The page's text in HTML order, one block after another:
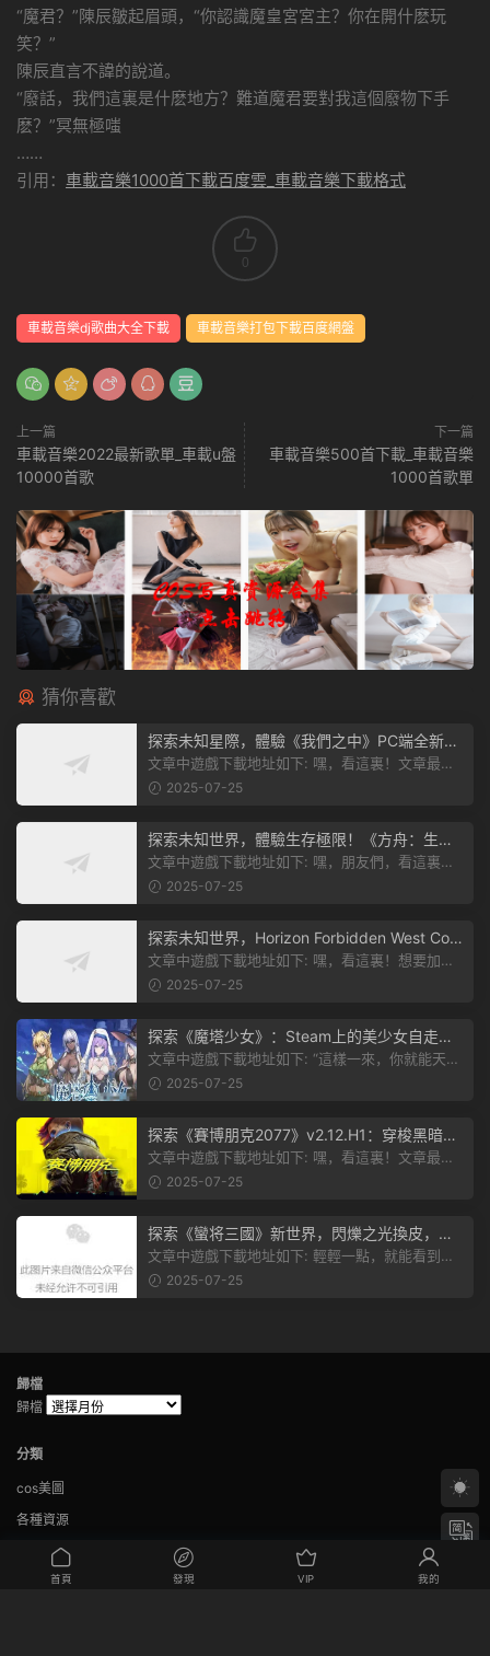
“魔君？”陳辰皺起眉頭，“你認識魔皇宮宮主？你在開什麽玩
笑？”
陳辰直言不諱的說道。
“廢話，我們這裏是什麽地方？難道魔君要對我這個廢物下手
麽？”冥無極嗤
……
引用： 車載音樂1000首下載百度雲_車載音樂下載格式
0
車載音樂dj歌曲大全下載 車載音樂打包下載百度網盤
上一篇
車載音樂2022最新歌單_車載u盤
10000首歌
下一篇
車載音樂500首下載_車載音樂
1000首歌單
猜你喜歡
探索未知星際，體驗《我們之中》PC端全新版
本
文章中遊戲下載地址如下: 嘿，看這裏！文章最後
有個圖片，點一下就能加入我們遊...
2025-07-25
探索未知世界，體驗生存極限！《方舟：生存
飛升》v38.9中文版全新升級！
文章中遊戲下載地址如下: 嘿，朋友們，看這裏！
《方舟：生存飛升》這個遊戲超火...
2025-07-25
探索未知世界，Horizon Forbidden West Com
plete Edition正式發布！
文章中遊戲下載地址如下: 嘿，看這裏！想要加入
遊戲資源分享群，就點文章最後那...
2025-07-25
探索《魔塔少女》：Steam上的美少女自走
棋，戰鬥與策略的雙重盛宴！
文章中遊戲下載地址如下: “這樣一來，你就能天天
2025-07-25
探索《賽博朋克2077》v2.12.H1：穿梭黑暗都
市，感受未來世界的震撼
文章中遊戲下載地址如下: 嘿，看這裏！文章最後
有個圖片，點一下就能加入我們的...
2025-07-25
探索《蠻将三國》新世界，閃爍之光換皮，共
赴手遊盛宴！
文章中遊戲下載地址如下: 輕輕一點，就能看到原
文。 滑動一下屏幕，就能看到...
2025-07-25
歸檔
歸檔
分類
cos美圖
各種資源
未分類
每日分享
首頁 發現 VIP 我的